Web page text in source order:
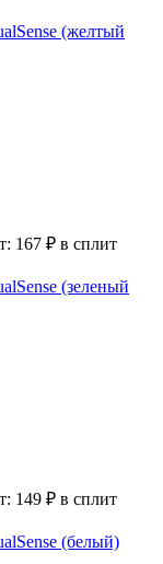
(желтый
167 ₽ в сплит
(зеленый
149 ₽ в сплит
(белый)